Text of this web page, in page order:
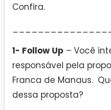
Confira.
1- Follow Up – Você
responsável pela
Franca de Manaus.
dessa proposta?